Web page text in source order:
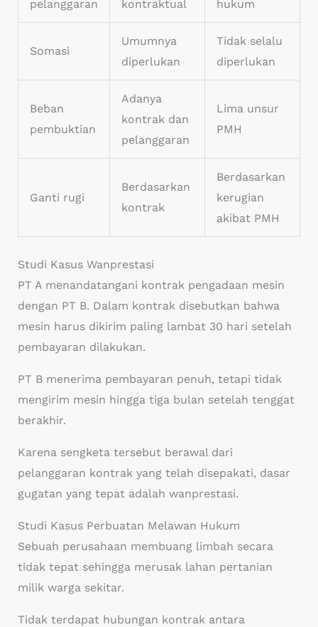
pelanggaran kontraktual hukum
Somasi
Umumnya
diperlukan
Tidak selalu
diperlukan
Beban
pembuktian
Adanya
kontrak dan
pelanggaran
Lima unsur
PMH
Ganti rugi
Berdasarkan
kontrak
Berdasarkan
kerugian
akibat PMH
Studi Kasus Wanprestasi
PT A menandatangani kontrak pengadaan mesin
dengan PT B. Dalam kontrak disebutkan bahwa
mesin harus dikirim paling lambat 30 hari setelah
pembayaran dilakukan.
PT B menerima pembayaran penuh, tetapi tidak
mengirim mesin hingga tiga bulan setelah tenggat
berakhir.
Karena sengketa tersebut berawal dari
pelanggaran kontrak yang telah disepakati, dasar
gugatan yang tepat adalah wanprestasi.
Studi Kasus Perbuatan Melawan Hukum
Sebuah perusahaan membuang limbah secara
tidak tepat sehingga merusak lahan pertanian
milik warga sekitar.
Tidak terdapat hubungan kontrak antara